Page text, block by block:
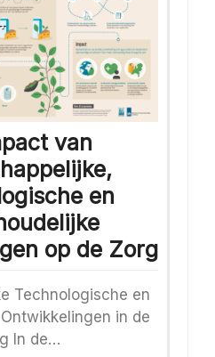
van
en
op de Zorg
Technologische en
in de
In de…